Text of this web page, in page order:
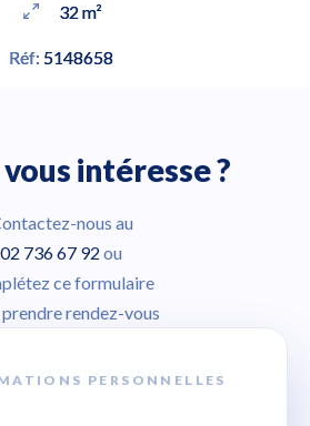
32 m²
Réf: 5148658
intéresse ?
nous au
02 736 67 92 ou
ce formulaire
rendez-vous
PERSONNELLES